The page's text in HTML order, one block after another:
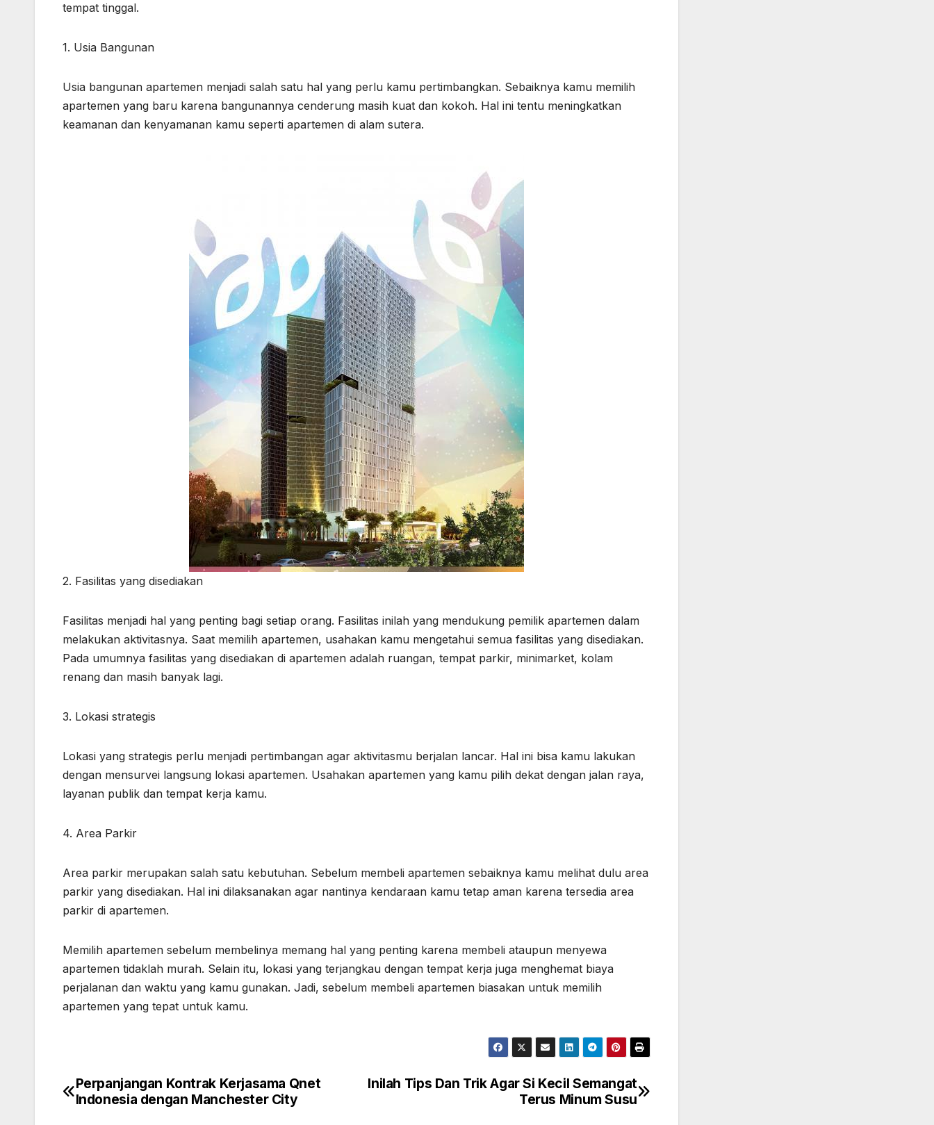
tempat tinggal.
1. Usia Bangunan
Usia bangunan apartemen menjadi salah satu hal yang perlu kamu pertimbangkan. Sebaiknya kamu memilih
apartemen yang baru karena bangunannya cenderung masih kuat dan kokoh. Hal ini tentu meningkatkan
keamanan dan kenyamanan kamu seperti apartemen di alam sutera.
2. Fasilitas yang disediakan
Fasilitas menjadi hal yang penting bagi setiap orang. Fasilitas inilah yang mendukung pemilik apartemen dalam
melakukan aktivitasnya. Saat memilih apartemen, usahakan kamu mengetahui semua fasilitas yang disediakan.
Pada umumnya fasilitas yang disediakan di apartemen adalah ruangan, tempat parkir, minimarket, kolam
renang dan masih banyak lagi.
3. Lokasi strategis
Lokasi yang strategis perlu menjadi pertimbangan agar aktivitasmu berjalan lancar. Hal ini bisa kamu lakukan
dengan mensurvei langsung lokasi apartemen. Usahakan apartemen yang kamu pilih dekat dengan jalan raya,
layanan publik dan tempat kerja kamu.
4. Area Parkir
Area parkir merupakan salah satu kebutuhan. Sebelum membeli apartemen sebaiknya kamu melihat dulu area
parkir yang disediakan. Hal ini dilaksanakan agar nantinya kendaraan kamu tetap aman karena tersedia area
parkir di apartemen.
Memilih apartemen sebelum membelinya memang hal yang penting karena membeli ataupun menyewa
apartemen tidaklah murah. Selain itu, lokasi yang terjangkau dengan tempat kerja juga menghemat biaya
perjalanan dan waktu yang kamu gunakan. Jadi, sebelum membeli apartemen biasakan untuk memilih
apartemen yang tepat untuk kamu.
Post
Inilah Tips Dan Trik Agar Si Kecil Semangat
Terus Minum Susu
Perpanjangan Kontrak Kerjasama Qnet
Indonesia dengan Manchester City